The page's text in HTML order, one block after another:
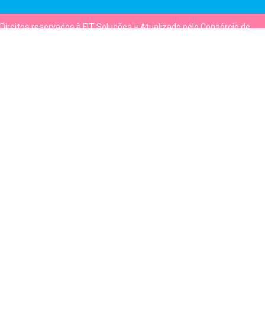
Direitos reservados à FIT Soluções = Atualizado pelo Consórcio de